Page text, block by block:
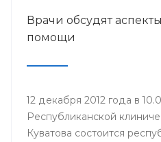
Врачи обсудят
помощи
12 декабря 2012 года в
Республиканской
Куватова состоится